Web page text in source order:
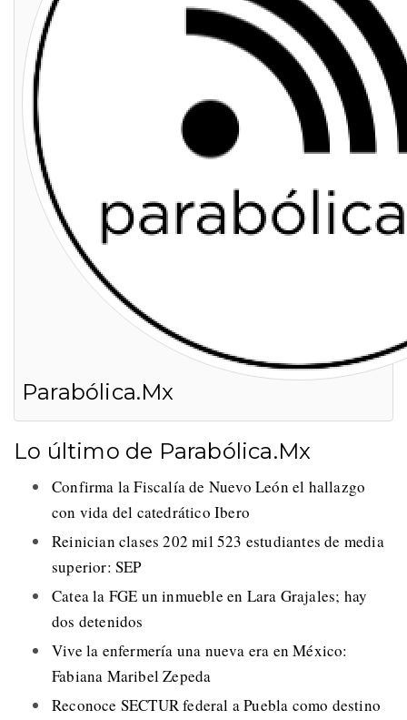
Parabólica.Mx
Lo último de Parabólica.Mx
Confirma la Fiscalía de Nuevo León el hallazgo
con vida del catedrático Ibero
Reinician clases 202 mil 523 estudiantes de media
superior: SEP
Catea la FGE un inmueble en Lara Grajales; hay
dos detenidos
Vive la enfermería una nueva era en México:
Fabiana Maribel Zepeda
Reconoce SECTUR federal a Puebla como destino